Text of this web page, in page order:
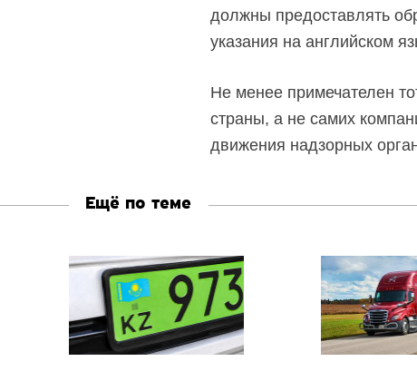
должны предоставлять
указания на английском
Не менее примечателен
страны, а не самих
движения надзорных
Ещё по теме